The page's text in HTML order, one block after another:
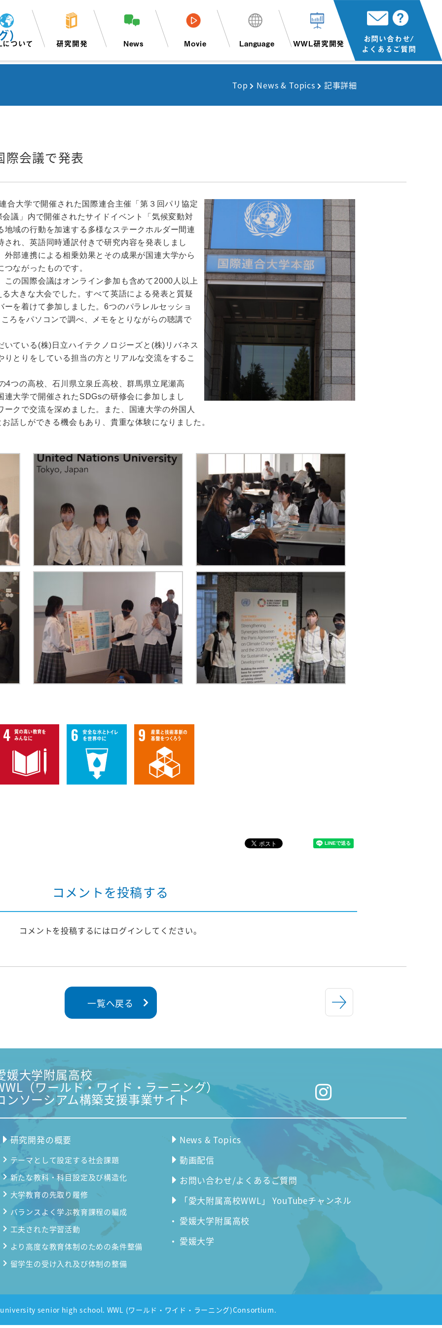
ついて 研究開発 News Movie Language WWL研究開発
お問い合わせ/
よくあるご質問
Top News & Topics 記事詳細
会議で発表
合大学で開催された国際連合主催「第３回パリ協定
議」内で開催されたサイドイベント「気候変動対
域の行動を加速する多様なステークホルダー間連
れ、英語同時通訳付きで研究内容を発表しまし
部連携による相乗効果とその成果が国連大学から
ながったものです。
の国際会議はオンライン参加も含めて2000人以上
大きな大会でした。すべて英語による発表と質疑
を着けて参加しました。6つのパラレルセッショ
ろをパソコンで調べ、メモをとりながらの聴講で
ている(株)日立ハイテクノロジーズと(株)リバネス
とりをしている担当の方とリアルな交流をするこ
4つの高校、石川県立泉丘高校、群馬県立尾瀬高
大学で開催されたSDGsの研修会に参加しまし
クで交流を深めました。また、国連大学の外国人
話しができる機会もあり、貴重な体験になりました。
コメントを投稿する
コメントを投稿するにはログイン してください。
一覧へ戻る
媛大学附属高校
（ワールド・ワイド・ラーニング）
ンソーシアム構築支援事業サイト
研究開発の概要
テーマとして設定する社会課題
新たな教科・科目設定及び構造化
大学教育の先取り履修
バランスよく学ぶ教育課程の編成
工夫された学習活動
より高度な教育体制のための条件整備
留学生の受け入れ及び体制の整備
News & Topics
動画配信
お問い合わせ/よくあるご質問
「愛大附属高校WWL」 YouTubeチャンネル
愛媛大学附属高校
愛媛大学
senior high school. WWL (ワールド・ワイド・ラーニング)Consortium.